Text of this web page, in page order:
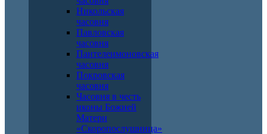
Никольская
часовня
Павловская
часовня
Пантелеимоновская
часовня
Покровская
часовня
Часовня в честь
иконы Божией
Матери
«Скоропослушница»